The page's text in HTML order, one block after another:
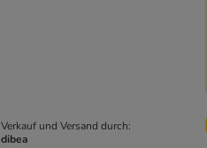
Verkauf und Versand durch:
dibea